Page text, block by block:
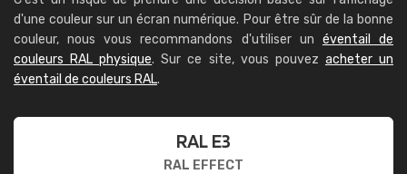
d'une couleur sur un écran numérique. Pour être sûr de la bonne
couleur, nous vous recommandons d'utiliser un éventail de
couleurs RAL physique. Sur ce site, vous pouvez acheter un
éventail de couleurs RAL.
RAL E3
RAL EFFECT